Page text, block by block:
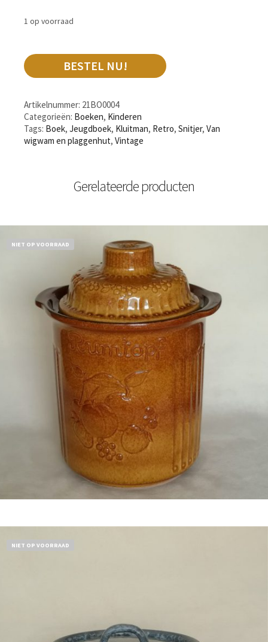
1 op voorraad
BESTEL NU!
Artikelnummer: 21BO0004
Categorieën: Boeken, Kinderen
Tags: Boek, Jeugdboek, Kluitman, Retro, Snitjer, Van
wigwam en plaggenhut, Vintage
Gerelateerde producten
NIET OP VOORRAAD
NIET OP VOORRAAD